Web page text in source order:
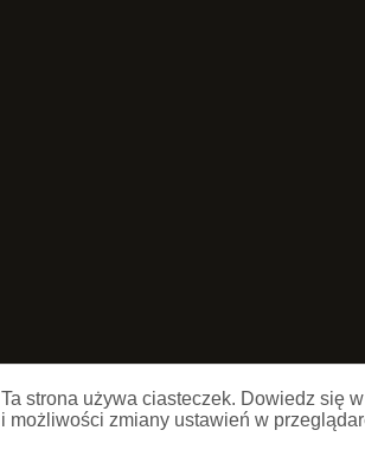
Ta strona używa ciasteczek. Dowiedz się
i możliwości zmiany ustawień w